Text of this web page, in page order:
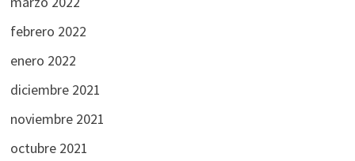
febrero 2022
enero 2022
diciembre 2021
noviembre 2021
octubre 2021